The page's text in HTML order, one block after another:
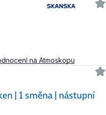
na Atmoskopu
| 1 směna | nástupní